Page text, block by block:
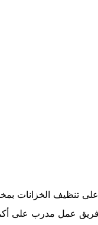
تنظيف الخزانات
فريق عمل مدرب على